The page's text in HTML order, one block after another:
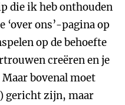
die ik heb onthouden
‘over ons’-pagina op
op de behoefte
creëren en je
bovenal moet
gericht zijn, maar